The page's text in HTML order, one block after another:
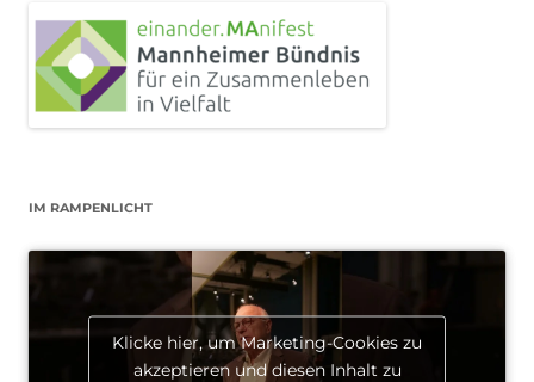
IM RAMPENLICHT
Klicke hier, um Marketing-Cookies zu
akzeptieren und diesen Inhalt zu